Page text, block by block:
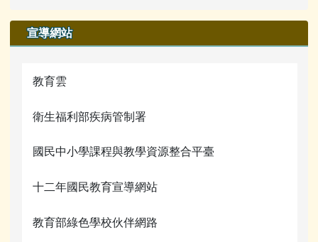
宣導網站
教育雲
衛生福利部疾病管制署
國民中小學課程與教學資源整合平臺
十二年國民教育宣導網站
教育部綠色學校伙伴網路